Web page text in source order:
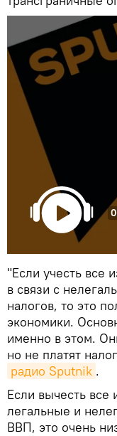
"Если учесть все
в связи с
налогов, то это
экономики.
именно в этом.
но не платят
радио Sputnik .
Если вычесть все
легальные и
ВВП, это очень